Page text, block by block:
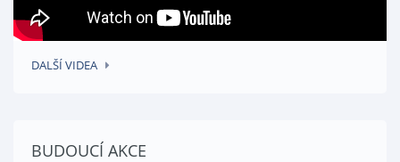
DALŠÍ VIDEA
BUDOUCÍ AKCE